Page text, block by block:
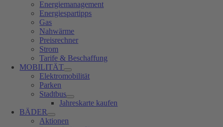
Energiemanagement
Energiespartipps
Gas
Nahwärme
Preisrechner
Strom
Tarife & Beschaffung
MOBILITÄT
Elektromobilität
Parken
Stadtbus
Jahreskarte kaufen
BÄDER
Aktionen